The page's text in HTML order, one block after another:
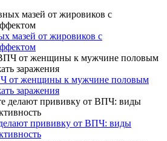
мазей от жировиков с
от женщины к мужчине половым
заражения
прививку от ВПЧ: виды